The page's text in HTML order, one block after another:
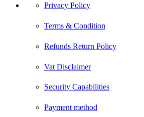
Privacy Policy
Terms & Condition
Refunds Return Policy
Vat Disclaimer
Security Capabilities
Payment method